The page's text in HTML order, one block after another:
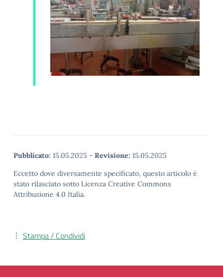
Pubblicato: 15.05.2025 - Revisione: 15.05.2025
Eccetto dove diversamente specificato, questo articolo è
stato rilasciato sotto Licenza Creative Commons
Attribuzione 4.0 Italia.
Stampa / Condividi